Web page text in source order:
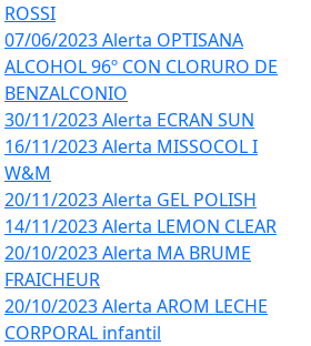
ROSSI
07/06/2023 Alerta OPTISANA
ALCOHOL 96º CON CLORURO DE
BENZALCONIO
30/11/2023 Alerta ECRAN SUN
16/11/2023 Alerta MISSOCOL I
W&M
20/11/2023 Alerta GEL POLISH
14/11/2023 Alerta LEMON CLEAR
20/10/2023 Alerta MA BRUME
FRAICHEUR
20/10/2023 Alerta AROM LECHE
CORPORAL infantil